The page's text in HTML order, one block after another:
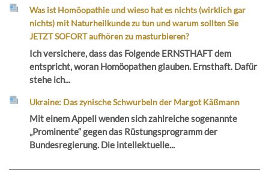
Was ist Homöopathie und wieso hat es nichts (wirklich gar
nichts) mit Naturheilkunde zu tun und warum sollten Sie
JETZT SOFORT aufhören zu masturbieren?
Ich versichere, dass das Folgende ERNSTHAFT dem
entspricht, woran Homöopathen glauben. Ernsthaft. Dafür
stehe ich...
Ukraine: Das zynische Schwurbeln der Margot Käßmann
Mit einem Appell wenden sich zahlreiche sogenannte
„Prominente“ gegen das Rüstungsprogramm der
Bundesregierung. Die intellektuelle...